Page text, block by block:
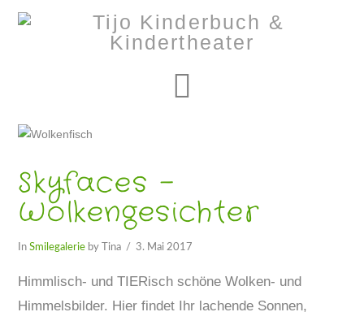
Skyfaces –
Wolkengesichter
InSmilegalerie by Tina 3. Mai 2017
Himmlisch- und TIERisch schöne Wolken- und
Himmelsbilder. Hier findet Ihr lachende Sonnen,